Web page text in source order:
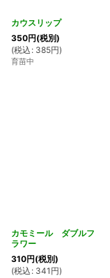
カウスリップ
350円(税別)
(税込 : 385円)
育苗中
カモミール ダブルフ
ラワー
310円(税別)
(税込 : 341 円)